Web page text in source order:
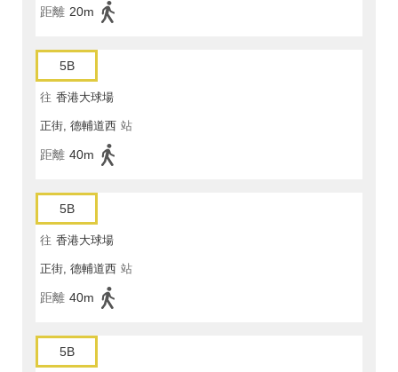
距離 20m
5B
往 香港大球場
正街, 德輔道西 站
距離 40m
5B
往 香港大球場
正街, 德輔道西 站
距離 40m
5B